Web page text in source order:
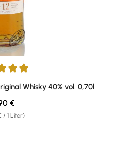
4.94 von 5 Sternen
Whisky 40% vol. 0,70l
/ 1 Liter)
Preis:
€